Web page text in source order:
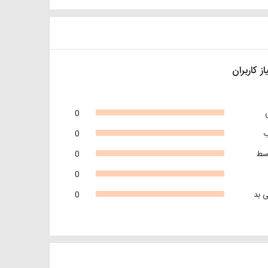
کاربران
0
0
0
0
0
بد